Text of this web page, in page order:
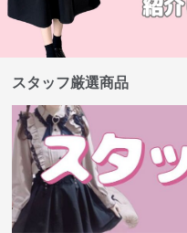
スタッフ厳選商品